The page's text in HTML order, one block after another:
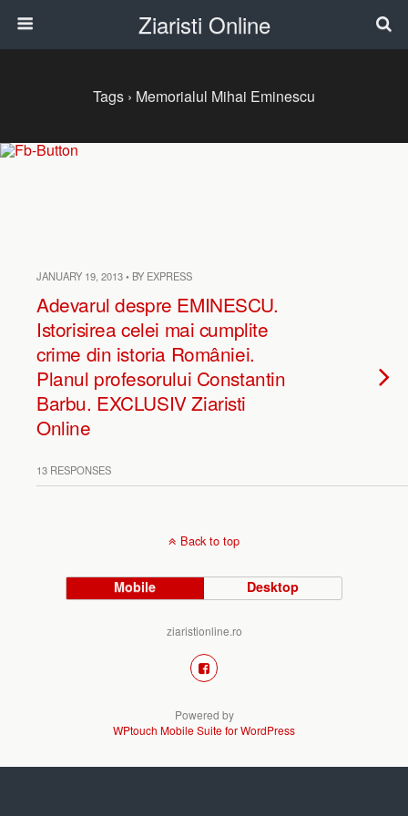
Ziaristi Online
Tags › Memorialul Mihai Eminescu
JANUARY 19, 2013 • BY EXPRESS
Adevarul despre EMINESCU.
Istorisirea celei mai cumplite
crime din istoria României.
Planul profesorului Constantin
Barbu. EXCLUSIV Ziaristi
Online
13 RESPONSES
Back to top
Mobile Desktop
ziaristionline.ro
Powered by
WPtouch Mobile Suite for WordPress